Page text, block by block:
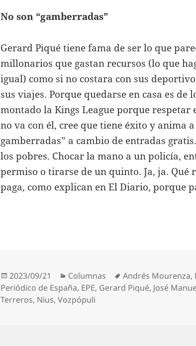
No son “gamberradas”
Gerard Piqué tiene fama de ser lo que
millonarios que gastan recursos (lo que
igual) como si no costara con sus
sus viajes. Porque quedarse en casa es de
montado la Kings League porque
no va con él, cree que tiene éxito y anima
gamberradas” a cambio de entradas
los pobres. Chocar la mano a un policía,
permiso o tirarse de un quinto. Ja, ja. Qué
paga, como explican en El Diario, porque
Publicado
el
2023/09/21 Categorías
Columnas Etiquetas
Andrés Mourenza,
Periódico de España, EPE, Gerard Piqué, José
Terreros, Nius,Vozpópuli